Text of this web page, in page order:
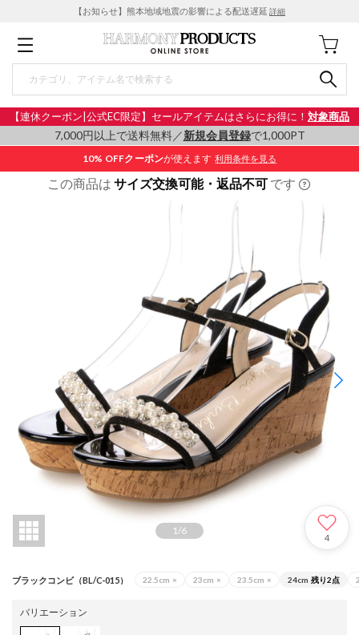
【お知らせ】熊本地域地震の影響による配送遅延 詳細
【連休クーポン|公式EC限定】セールアイテムはさらにお得に！ 対象商品
7,000円以上で送料無料／新規会員登録で1,000PT
10% OFFクーポンが使えます 利用条件を見る
この商品は サイズ交換可能・返品不可 です
1/6
4
ブラックコンビ（BL/C-015） 22.5cm × 23cm × 23.5cm × 24cm 残り2点
バリエーション